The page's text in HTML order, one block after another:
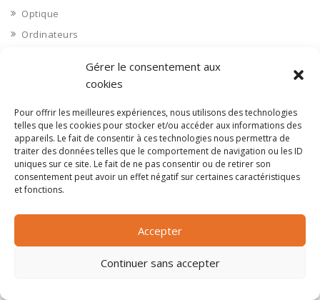
Gérer le consentement aux
cookies
Pour offrir les meilleures expériences, nous utilisons des technologies
telles que les cookies pour stocker et/ou accéder aux informations des
appareils. Le fait de consentir à ces technologies nous permettra de
traiter des données telles que le comportement de navigation ou les ID
uniques sur ce site. Le fait de ne pas consentir ou de retirer son
consentement peut avoir un effet négatif sur certaines caractéristiques
et fonctions.
Accepter
Continuer sans accepter
Optique
Ordinateurs
Paris 75
Pas de Calais 62
Pêche
Petite distribution
Pharmacie et vente d'articles médicaux